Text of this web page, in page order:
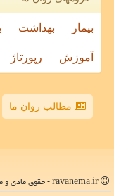
بیمار بهداشت
آموزش رپورتاژ
مطالب روان ما